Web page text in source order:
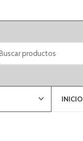
INICIO